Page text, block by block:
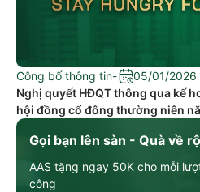
Gọi bạn lên sàn - Quà về
AAS tặng ngay 50K cho mỗi
công
Công bố thông tin-
05/01/2026
Nghị quyết HĐQT thông qua kế
hội đồng cổ đông thường niên